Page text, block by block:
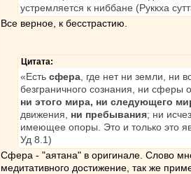
устремляется к ниббане (Руккха
Все верное, к бесстрастию.
Цитата:
«Есть сфера , где нет ни земли, ни
безграничного сознания, ни сферы
ни этого мира, ни следующего
движения, ни пребывания; ни
имеющее опоры. Это и только это
Уд 8.1)
Сфера - "аятана" в оригинале. Слово
медитативного достижение, так же